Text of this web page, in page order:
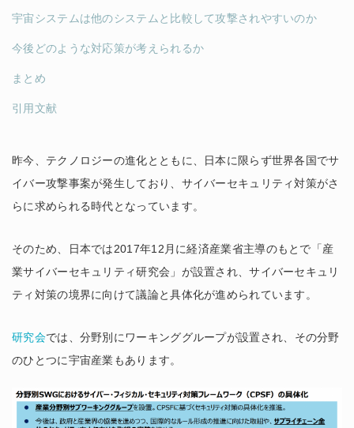
昨今、テクノロジーの進化とともに、日本に限らず世界各国でサ
イバー攻撃事案が発生しており、サイバーセキュリティ対策がさ
らに求められる時代となっています。
そのため、日本では2017年12月に経済産業省主導のもとで「産
業サイバーセキュリティ研究会」が設置され、サイバーセキュリ
ティ対策の境界に向けて議論と具体化が進められています。
研究会では、分野別にワーキンググループが設置され、その分野
のひとつに宇宙産業もあります。
宇宙システムは他のシステムと比較して攻撃されやすいのか
今後どのような対応策が考えられるか
まとめ
引用文献